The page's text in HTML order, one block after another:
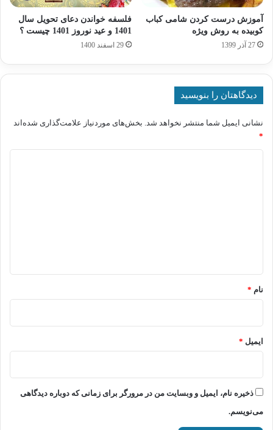
آموزش درست کردن شامی کباب
کوبیده به روش ویژه
27 آذر 1399
فلسفه خواندن دعای تحویل سال
1401 و عید نوروز 1401 چیست ؟
29 اسفند 1400
دیدگاهتان را بنویسید
نشانی ایمیل شما منتشر نخواهد شد. بخش‌های موردنیاز علامت‌گذاری شده‌اند
*
نام *
ایمیل *
ذخیره نام، ایمیل و وبسایت من در مرورگر برای زمانی که دوباره دیدگاهی
می‌نویسم.